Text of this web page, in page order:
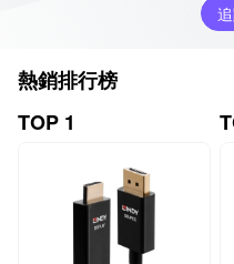
熱銷排行榜
TOP 1